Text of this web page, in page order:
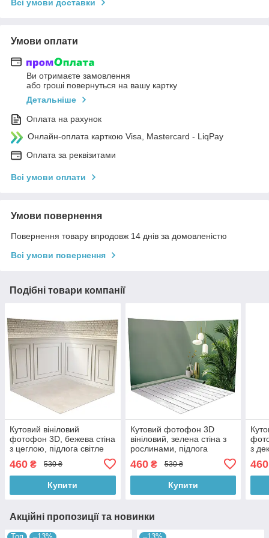
Всі умови доставки
Умови оплати
Ви отримаєте замовлення
або гроші повернуться на вашу картку
Детальніше
Оплата на рахунок
Онлайн-оплата карткою Visa, Mastercard - LiqPay
Оплата за реквізитами
Всі умови оплати
Умови повернення
Повернення товару впродовж 14 днів за домовленістю
Всі умови повернення
Подібні товари компанії
Кутовий вініловий
фотофон 3D, бежева стіна
з цеглою, підлога світле
дерево і бежевий камінь,
50×50 см, №58384
460 ₴ 530 ₴
Купити
Кутовий фотофон 3D
вініловий, зелена стіна з
рослинами, підлога
дерево, 50×50 см,
№58226
460₴ 530 ₴
Купити
з
460
Акційні пропозиції та новинки